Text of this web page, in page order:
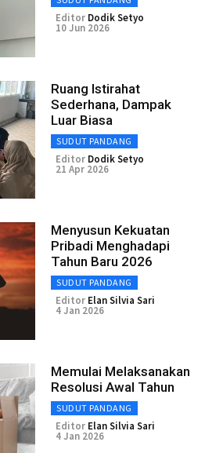
Editor Dodik Setyo
10 Jun 2026
Ruang Istirahat
Sederhana, Dampak
Luar Biasa
SUDUT PANDANG
Editor Dodik Setyo
21 Apr 2026
Menyusun Kekuatan
Pribadi Menghadapi
Tahun Baru 2026
SUDUT PANDANG
Editor Elan Silvia Sari
4 Jan 2026
Memulai Melaksanakan
Resolusi Awal Tahun
SUDUT PANDANG
Editor Elan Silvia Sari
4 Jan 2026